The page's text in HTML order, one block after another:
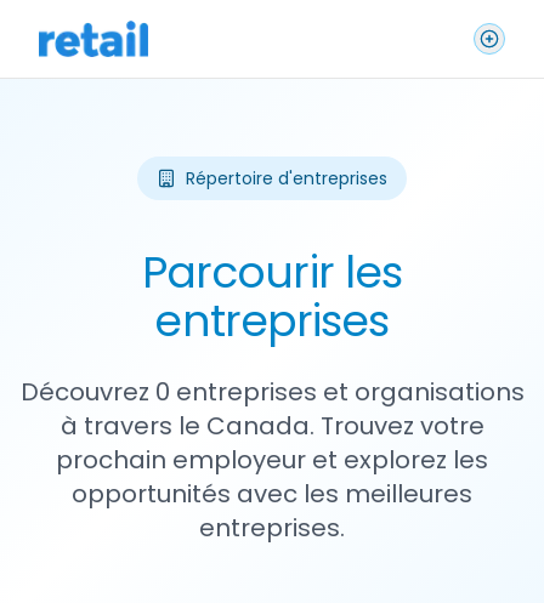
Répertoire d'entreprises
Parcourir les
entreprises
Découvrez 0 entreprises et organisations
à travers le Canada. Trouvez votre
prochain employeur et explorez les
opportunités avec les meilleures
entreprises.